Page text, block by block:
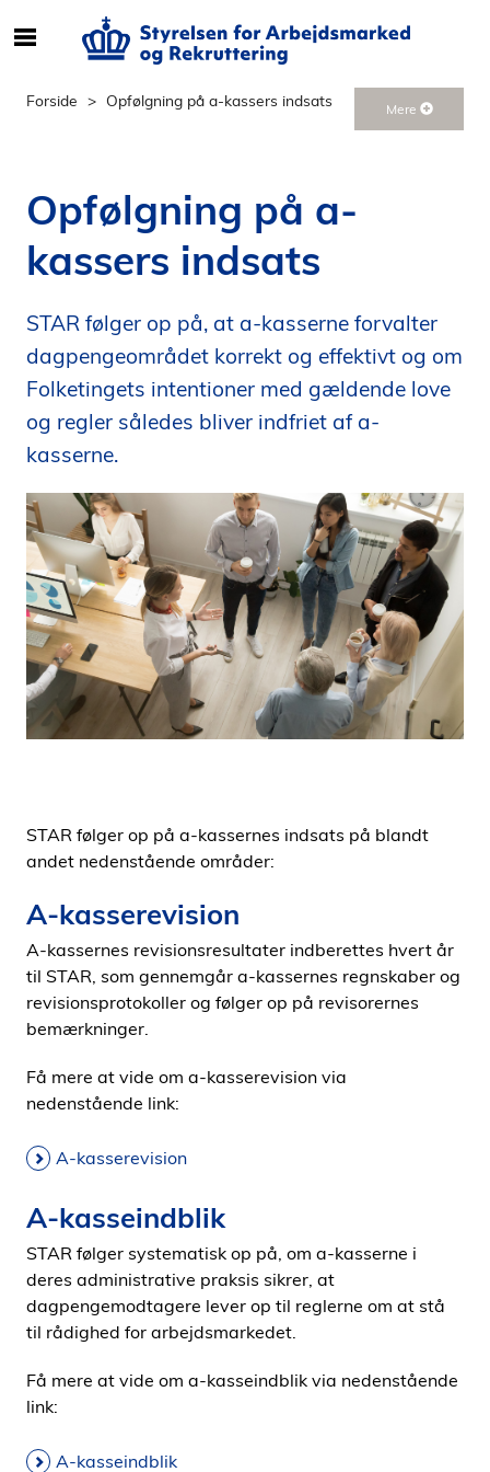
e
r
i
n
h
o
p
å
d
e
n
Forside Opfølgning på a-kassers indsats Mere
Opfølgning på a-
kassers indsats
STAR følger op på, at a-kasserne forvalter
dagpengeområdet korrekt og effektivt og om
Folketingets intentioner med gældende love
og regler således bliver indfriet af a-
kasserne.
STAR følger op på a-kassernes indsats på blandt
andet nedenstående områder:
A-kasserevision
A-kassernes revisionsresultater indberettes hvert år
til STAR, som gennemgår a-kassernes regnskaber og
revisionsprotokoller og følger op på revisorernes
bemærkninger.
Få mere at vide om a-kasserevision via
nedenstående link:
A-kasserevision
A-kasseindblik
STAR følger systematisk op på, om a-kasserne i
deres administrative praksis sikrer, at
dagpengemodtagere lever op til reglerne om at stå
til rådighed for arbejdsmarkedet.
Få mere at vide om a-kasseindblik via nedenstående
link:
A-kasseindblik